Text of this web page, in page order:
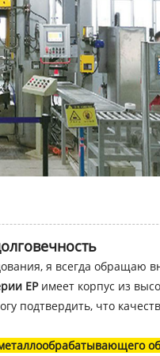
я всегда обращаю
EPимеет корпус из
подтвердить, что